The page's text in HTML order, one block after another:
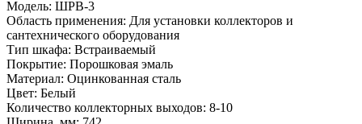
Модель: ШРВ-3
Область применения: Для установки коллекторов и
сантехнического оборудования
Тип шкафа: Встраиваемый
Покрытие: Порошковая эмаль
Материал: Оцинкованная сталь
Цвет: Белый
Количество коллекторных выходов: 8-10